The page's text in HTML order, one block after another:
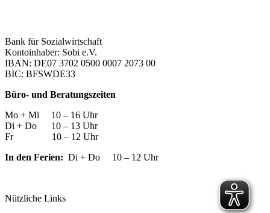
Bank für Sozialwirtschaft
Kontoinhaber: Sobi e.V.
IBAN: DE07 3702 0500 0007 2073 00
BIC: BFSWDE33
Büro- und Beratungszeiten
Mo + Mi 10 – 16 Uhr
Di + Do 10 – 13 Uhr
Fr 10 – 12 Uhr
In den Ferien: Di + Do 10 – 12 Uhr
Nützliche Links